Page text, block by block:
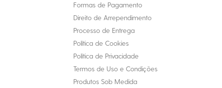
Formas de Pagamento
Direito de Arrependimento
Processo de Entrega
Política de Cookies
Política de Privacidade
Termos de Uso e Condições
Produtos Sob Medida